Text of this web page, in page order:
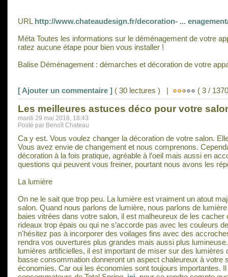
URL http://www.chateaudesign.fr/decoration- ...
Méta Toutes les informations sur le déménagement de votre
ratez aucune étape pour bien vous installer !
Balise Déménagement : démarches et décoration de votre
[ Ajouter un commentaire ] ( 30 lectures ) | ( 3 /
Les meilleures astuces déco pour votre
mardi 29 mai 2018, 18:43
Posté par Benoît Chateau
Ca y est. Vous voulez changer la décoration de votre salon.
Vous avez envie de changement et nous comprenons.
décoration à la fois pratique, agréable à l’oeil mais aussi en
questions qui peuvent vous freiner, pourtant nous avons les
La lumière
On ne le sait que trop peu. La lumière est vraiment un atout
salon. Quand nous parlons de lumière, nous parlons de
baies vitrées dans votre salon, il est malheureux de les
rideaux trop épais ou qui ne s’accorde pas avec les couleurs
n'hésitez pas à incorporer des voilages fins avec des
rendra vos ouvertures plus grandes mais aussi plus
lumières artificielles, il est important de miser sur des
basse consommation donneront un aspect chaleureux à votre
économies. Car oui les économies sont toujours importantes.